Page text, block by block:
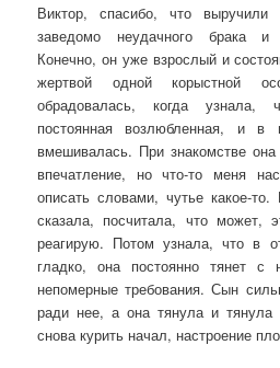
Виктор, спасибо, что
заведомо неудачного брака и
Конечно, он уже взрослый и
жертвой одной корыстной
обрадовалась, когда
постоянная возлюбленная, и
вмешивалась. При знакомстве
впечатление, но что-то меня
описать словами, чутье какое-
сказала, посчитала, что может,
реагирую. Потом узнала, что в
гладко, она постоянно тянет с
непомерные требования. Сын
ради нее, а она тянула и
снова курить начал, настроение